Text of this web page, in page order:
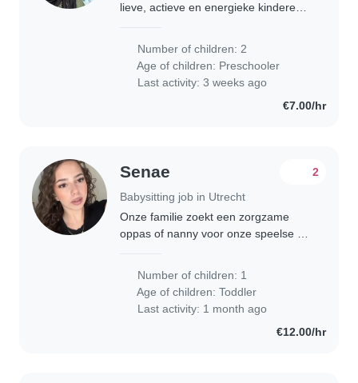
lieve, actieve en energieke kinderen.
Ondanks de uitdagingen..
Number of children: 2
Age of children: Preschooler
Last activity: 3 weeks ago
€7.00/hr
Senae
Babysitting job in Utrecht
2
Onze familie zoekt een zorgzame
oppas of nanny voor onze speelse en
jullie..
Number of children: 1
Age of children:Toddler
Last activity: 1 month ago
€12.00/hr